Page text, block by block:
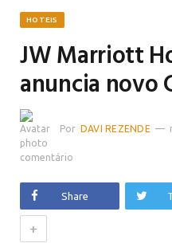
HOTEIS
JW Marriott
anuncia novo
Por DAVI REZENDE
comentário
Share
+